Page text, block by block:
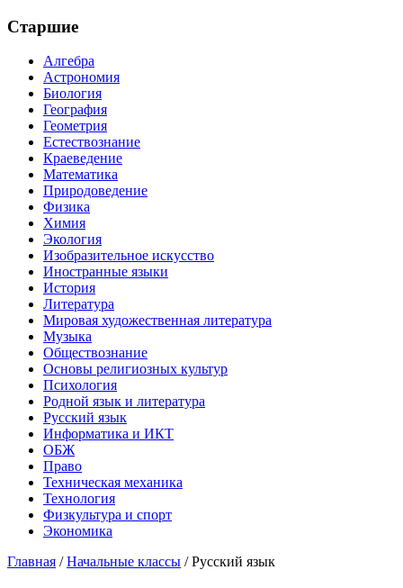
Старшие
Алгебра
Астрономия
Биология
География
Геометрия
Естествознание
Краеведение
Математика
Природоведение
Физика
Химия
Экология
Изобразительное искусство
Иностранные языки
История
Литература
Мировая художественная литература
Музыка
Обществознание
Основы религиозных культур
Психология
Родной язык и литература
Русский язык
Информатика и ИКТ
ОБЖ
Право
Техническая механика
Технология
Физкультура и спорт
Экономика
Главная /Начальные классы /Русский язык